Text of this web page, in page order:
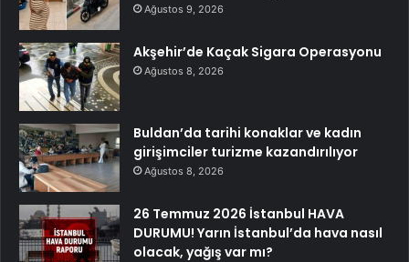
Ağustos 9, 2026
Akşehir’de Kaçak Sigara Operasyonu
Ağustos 8, 2026
Buldan’da tarihi konaklar ve kadın
girişimciler turizme kazandırılıyor
Ağustos 8, 2026
26 Temmuz 2026 İstanbul HAVA
DURUMU! Yarın İstanbul’da hava nasıl
olacak, yağış var mı?